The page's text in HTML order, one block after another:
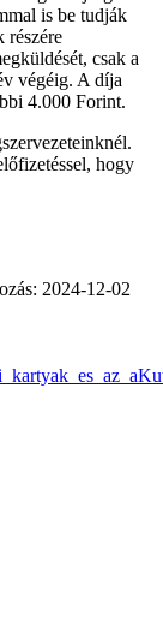
is be tudják
részére
csak a
végéig. A díja
4.000 Forint.
hogy
2024-12-02